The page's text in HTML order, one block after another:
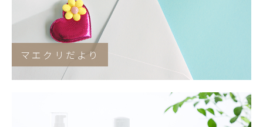
マエクリだより